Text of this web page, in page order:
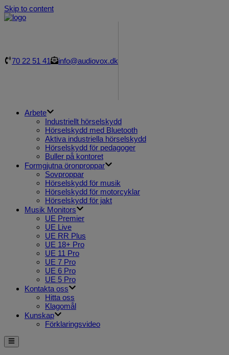
Skip to content
70 22 51 41 info@audiovox.dk
Arbete
Industriellt hörselskydd
Hörselskydd med Bluetooth
Aktiva industriella hörselskydd
Hörselskydd för pedagoger
Buller på kontoret
Formgjutna öronproppar
Sovproppar
Hörselskydd för musik
Hörselskydd för motorcyklar
Hörselskydd för jakt
Musik Monitors
UE Premier
UE Live
UE RR Plus
UE 18+ Pro
UE 11 Pro
UE 7 Pro
UE 6 Pro
UE 5 Pro
Kontakta oss
Hitta oss
Klagomål
Kunskap
Förklaringsvideo